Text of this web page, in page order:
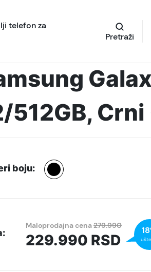
telefon za
Pretraži
512GB,
boju:
Maloprodajna cena279.990
229.990 RSD